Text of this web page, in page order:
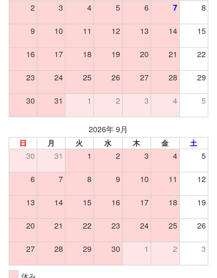
2
3 4 5 6 7
8
9
10 11 12 13 14
15
16
17 18 19 20 21
22
23
24 25 26 27 28
29
30
31 1 2 3 4 5
2026年 9月
日 月 火 水 木 金 土
30 31 1 2 3 4
5
6
7 8 9 10 11
12
13
14 15 16 17 18
19
20
21 22 23 24 25
26
27
28 29 30 1 2 3
休み